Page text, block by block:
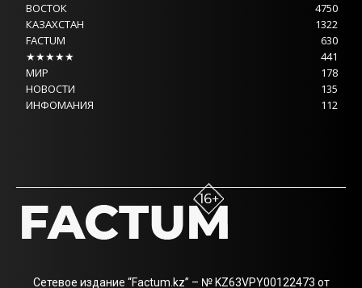
ВОСТОК
4750
КАЗАХСТАН
1322
FACTUM
630
★★★★★
441
МИР
178
НОВОСТИ
135
ИНФОМАНИЯ
112
Сетевое издание “Factum.kz” – № KZ63VPY00122473 от